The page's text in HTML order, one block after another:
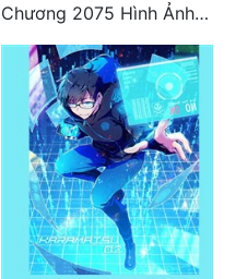
Chương 2075 Hình Ảnh Màu Xám